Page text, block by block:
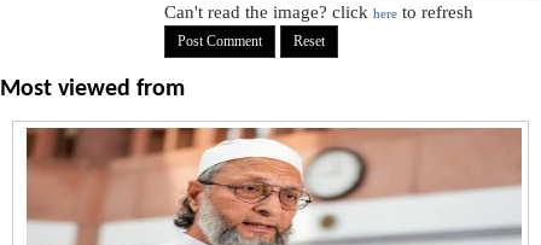
Can't read the image? clickhere to refresh
Most viewed from